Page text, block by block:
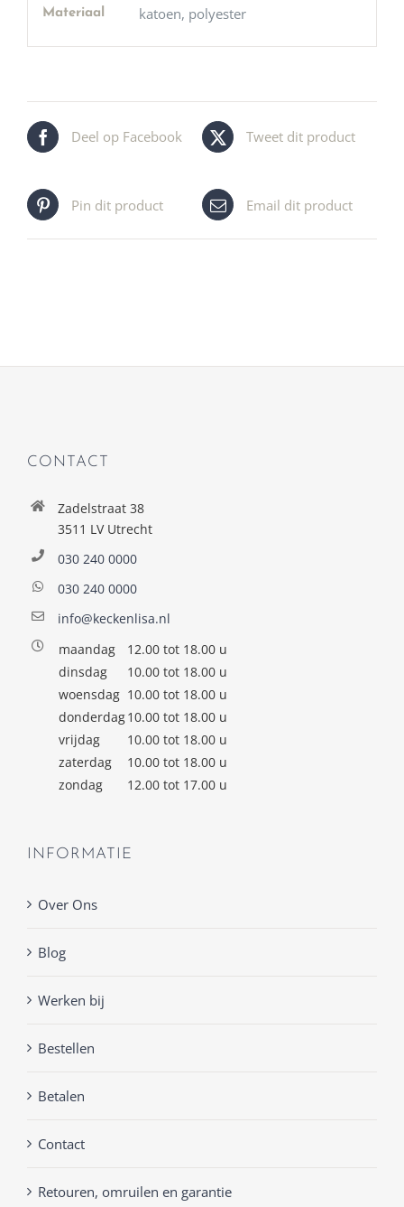
Materiaal katoen, polyester
Deel op Facebook Tweet dit product
Pin dit product Email dit product
CONTACT
Zadelstraat 38
3511 LV Utrecht
030 240 0000
030 240 0000
info@keckenlisa.nl
maandag
12.00 tot 18.00 u
dinsdag
10.00 tot 18.00 u
woensdag 10.00 tot 18.00 u
donderdag10.00 tot 18.00 u
vrijdag
10.00 tot 18.00 u
zaterdag
10.00 tot 18.00 u
zondag
12.00 tot 17.00 u
INFORMATIE
Over Ons
Blog
Werken bij
Bestellen
Betalen
Contact
Retouren, omruilen en garantie